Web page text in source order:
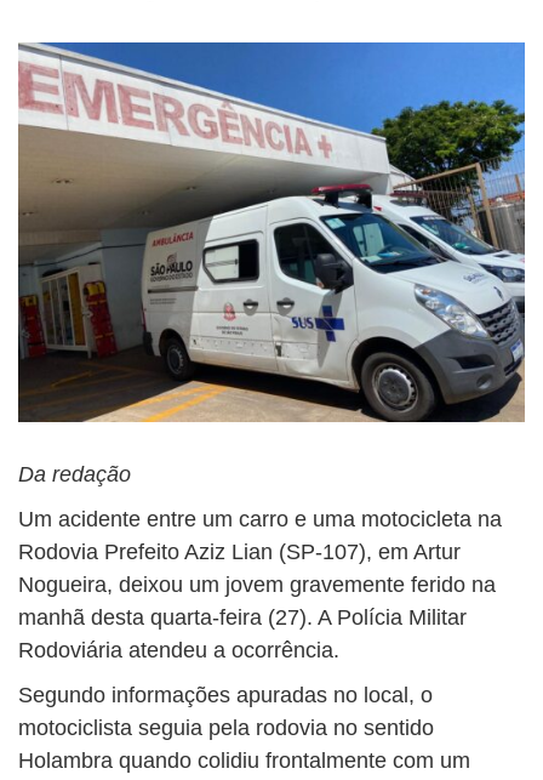
Da redação
Um acidente entre um carro e uma motocicleta na
Rodovia Prefeito Aziz Lian (SP-107), em Artur
Nogueira, deixou um jovem gravemente ferido na
manhã desta quarta-feira (27). A Polícia Militar
Rodoviária atendeu a ocorrência.
Segundo informações apuradas no local, o
motociclista seguia pela rodovia no sentido
Holambra quando colidiu frontalmente com um